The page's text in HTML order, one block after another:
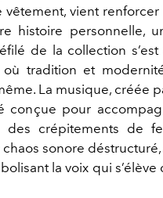
vient
histoire personnelle,
de la collection
tradition et
La musique, créée
conçue pour
des crépitements de
sonore
la voix qui